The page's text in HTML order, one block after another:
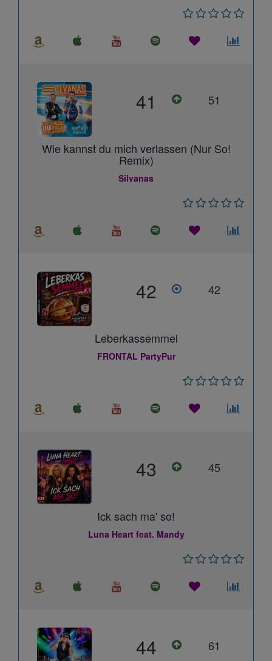
41 51
Wie kannst du mich verlassen (Nur So!
Remix)
Silvanas
42 42
Leberkassemmel
FRONTAL PartyPur
43 45
Ick sach ma' so!
Luna Heart feat. Mandy
44 61